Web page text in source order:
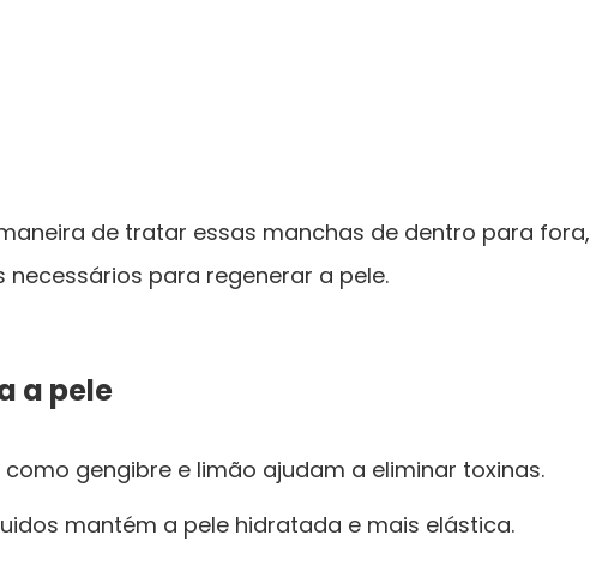
de tratar essas manchas de dentro para fora,
para regenerar a pele.
a pele
como gengibre e limão ajudam a eliminar toxinas.
mantém a pele hidratada e mais elástica.